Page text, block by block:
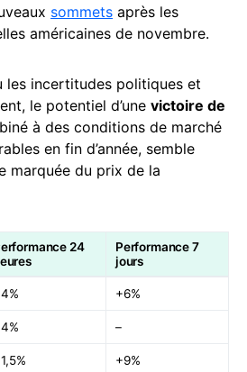
sommets après les
américaines de novembre.
les incertitudes politiques et
le potentiel d’une victoire de
à des conditions de marché
en fin d’année, semble
marquée du prix de la
24
Performance 7
jours
+6%
–
+9%